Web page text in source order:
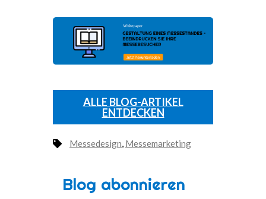
ALLE BLOG-ARTIKEL
ENTDECKEN
Messedesign Messemarketing
Blog abonnieren